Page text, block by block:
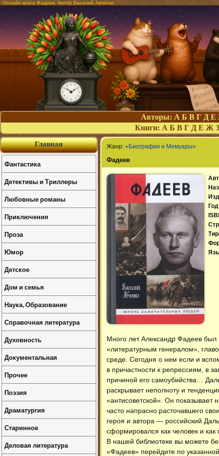
Онлайн книга Фадеев. Автор Василий Авченко
Авторы: А Б В Г Д Е
Книги: А Б В Г Д Е Ж З
Жанр: «Биографии и Мемуары»
Фадеев
Много лет Александр Фадеев был
«литературным генералом»,
среде. Сегодня о нем если и
в причастности к репрессиям, в
причиной его самоубийства…
раскрывает неполноту и
«антисоветской». Он
часто напрасно расточавшего
героя и автора — российский
сформировался как человек и
В нашей библиотеке вы можете
«Фадеев» перейдите по
Главная
Фантастика
Детективы и Триллеры
Любовные романы
Приключения
Проза
Юмор
Детское
Дом и семья
Наука, Образование
Справочная литература
Духовность
Документальная
Прочее
Поэзия
Драматургия
Старинное
Деловая литература